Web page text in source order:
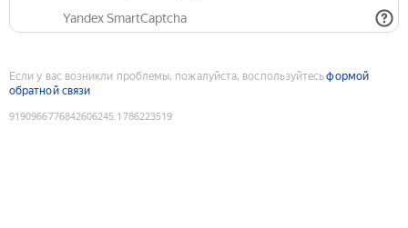
Yandex SmartCaptcha
Если у вас возникли проблемы, пожалуйста, воспользуйтесьформой
обратной связи
9190966776842606245:1786223519